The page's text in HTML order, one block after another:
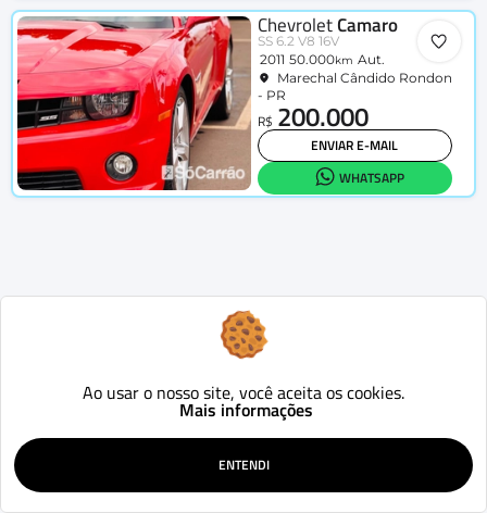
Chevrolet Camaro
SS 6.2 V8 16V
2011 50.000km Aut.
Marechal Cândido Rondon
- PR
R$ 200.000
ENVIAR E-MAIL
WHATSAPP
Ao usar o nosso site, você aceita os cookies.
Mais informações
ENTENDI